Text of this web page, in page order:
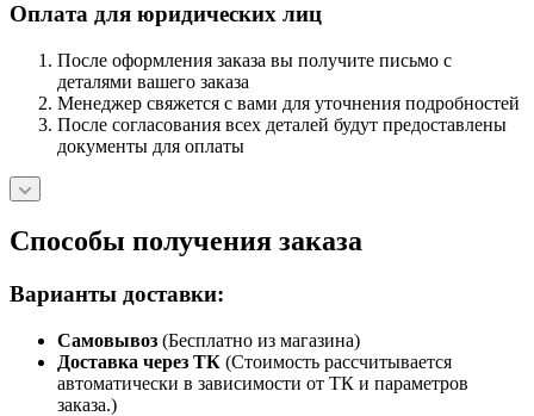
Оплата для юридических лиц
После оформления заказа вы получите письмо с
деталями вашего заказа
Менеджер свяжется с вами для уточнения подробностей
После согласования всех деталей будут предоставлены
документы для оплаты
Способы получения заказа
Варианты доставки:
Самовывоз (Бесплатно из магазина)
Доставка через ТК (Стоимость рассчитывается
автоматически в зависимости от ТК и параметров
заказа.)